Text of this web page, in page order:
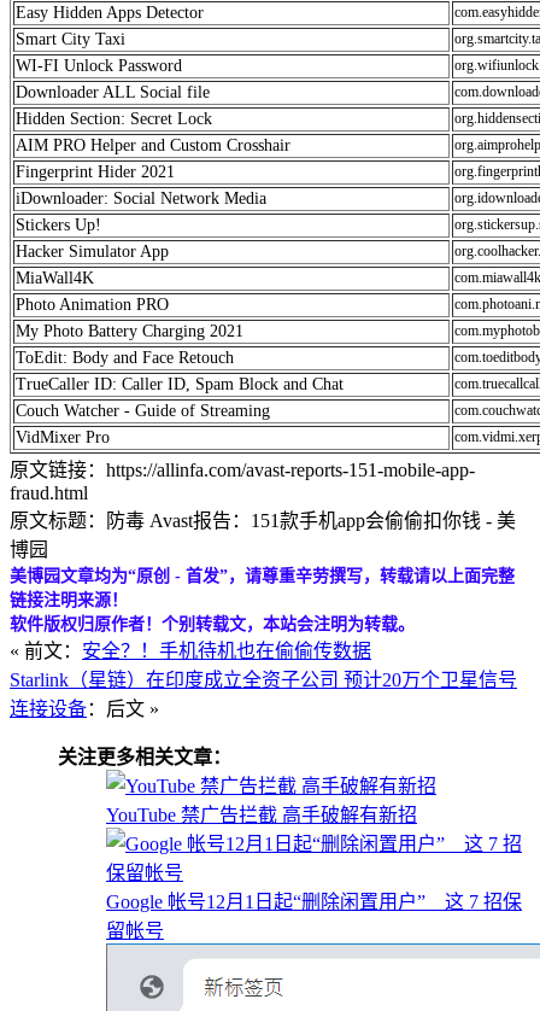
Easy Hidden Apps Detector
Smart City Taxi
WI-FI Unlock Password
Downloader ALL Social file
Hidden Section: Secret Lock
AIM PRO Helper and Custom Crosshair
Fingerprint Hider 2021
iDownloader: Social Network Media
Stickers Up!
Hacker Simulator App
MiaWall4K
Photo Animation PRO
My Photo Battery Charging 2021
ToEdit: Body and Face Retouch
TrueCaller ID: Caller ID, Spam Block and Chat
Couch Watcher - Guide of Streaming
VidMixer Pro
原文链接：https://allinfa.com/avast-reports-151-mobile-app-
fraud.html
原文标题：防毒 Avast报告：151款手机app会偷偷扣你钱 - 美
博园
美博园文章均为“原创 - 首发”，请尊重辛劳撰写，转载请以上面完整
链接注明来源！
软件版权归原作者！个别转载文，本站会注明为转载。
« 前文： 安全？！手机待机也在偷偷传数据
Starlink（星链）在印度成立全资子公司 预计20万个卫星信号
连接设备：后文 »
关注更多相关文章：
YouTube 禁广告拦截 高手破解有新招
Google 帐号12月1日起“删除闲置用户” 这 7 招保
留帐号